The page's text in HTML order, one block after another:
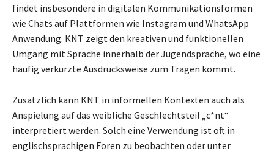
findet insbesondere in digitalen Kommunikationsformen
wie Chats auf Plattformen wie Instagram und WhatsApp
Anwendung. KNT zeigt den kreativen und funktionellen
Umgang mit Sprache innerhalb der Jugendsprache, wo eine
häufig verkürzte Ausdrucksweise zum Tragen kommt.
Zusätzlich kann KNT in informellen Kontexten auch als
Anspielung auf das weibliche Geschlechtsteil „c*nt“
interpretiert werden. Solch eine Verwendung ist oft in
englischsprachigen Foren zu beobachten oder unter